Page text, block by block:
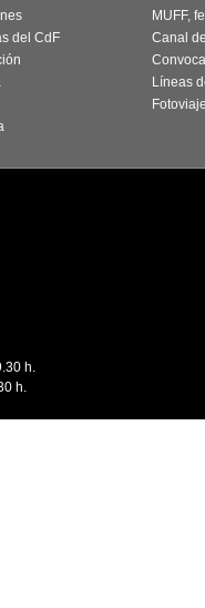
del CdF
MUFF,
Canal
Líneas
h.
h.